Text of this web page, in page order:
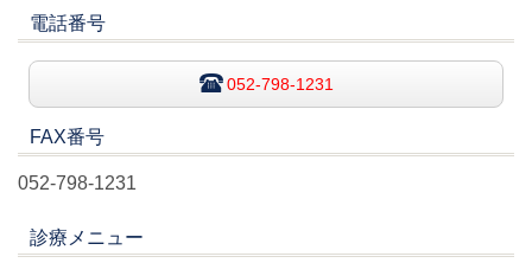
電話番号
052-798-1231
FAX番号
052-798-1231
診療メニュー